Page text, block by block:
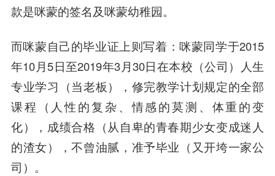
款是咪蒙的签名及咪蒙幼稚园。
而咪蒙自己的毕业证上则写着：咪蒙同学于2015
年10月5日至2019年3月30日在本校（公司）人生
专业学习（当老板），修完教学计划规定的全部
课程（人性的复杂、情感的莫测、体重的变
化），成绩合格（从自卑的青春期少女变成迷人
的渣女），不曾油腻，准予毕业（又开垮一家公
司）。